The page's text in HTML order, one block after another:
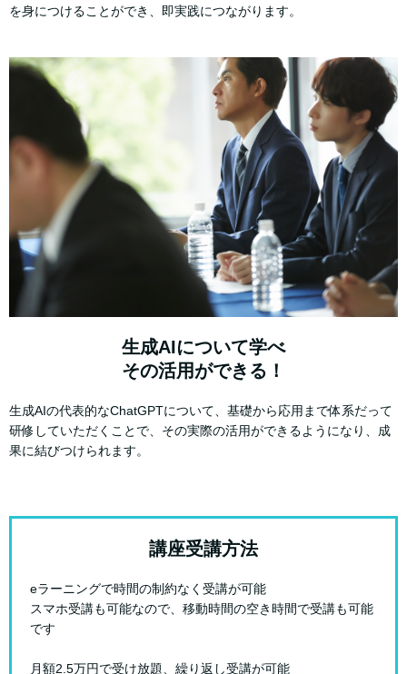
を身につけることができ、即実践につながります。
生成AIについて学べ
その活用ができる！
生成AIの代表的なChatGPTについて、基礎から応用まで体系だって
研修していただくことで、その実際の活用ができるようになり、成
果に結びつけられます。
講座受講方法
eラーニングで時間の制約なく受講が可能
スマホ受講も可能なので、移動時間の空き時間で受講も可能
です
月額2.5万円で受け放題、繰り返し受講が可能